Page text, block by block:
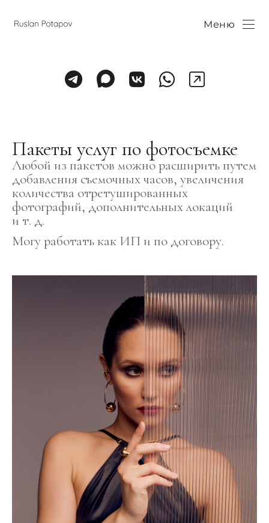
Меню
Пакеты услуг по фотосъемке
Любой из пакетов можно расширить путем
добавления съемочных часов, увеличения
количества отретушированных
фотографий, дополнительных локаций
и т. д.
Могу работать как ИП и по договору.